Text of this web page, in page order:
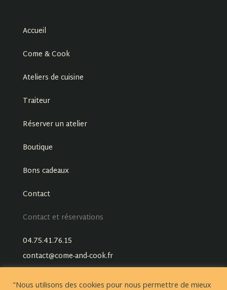
Accueil
Come & Cook
Ateliers de cuisine
Traiteur
Réserver un atelier
Boutique
Bons cadeaux
Contact
Contact et réservations
04.75.41.76.15
contact@come-and-cook.fr
"Nous utilisons des cookies pour nous permettre de mieux